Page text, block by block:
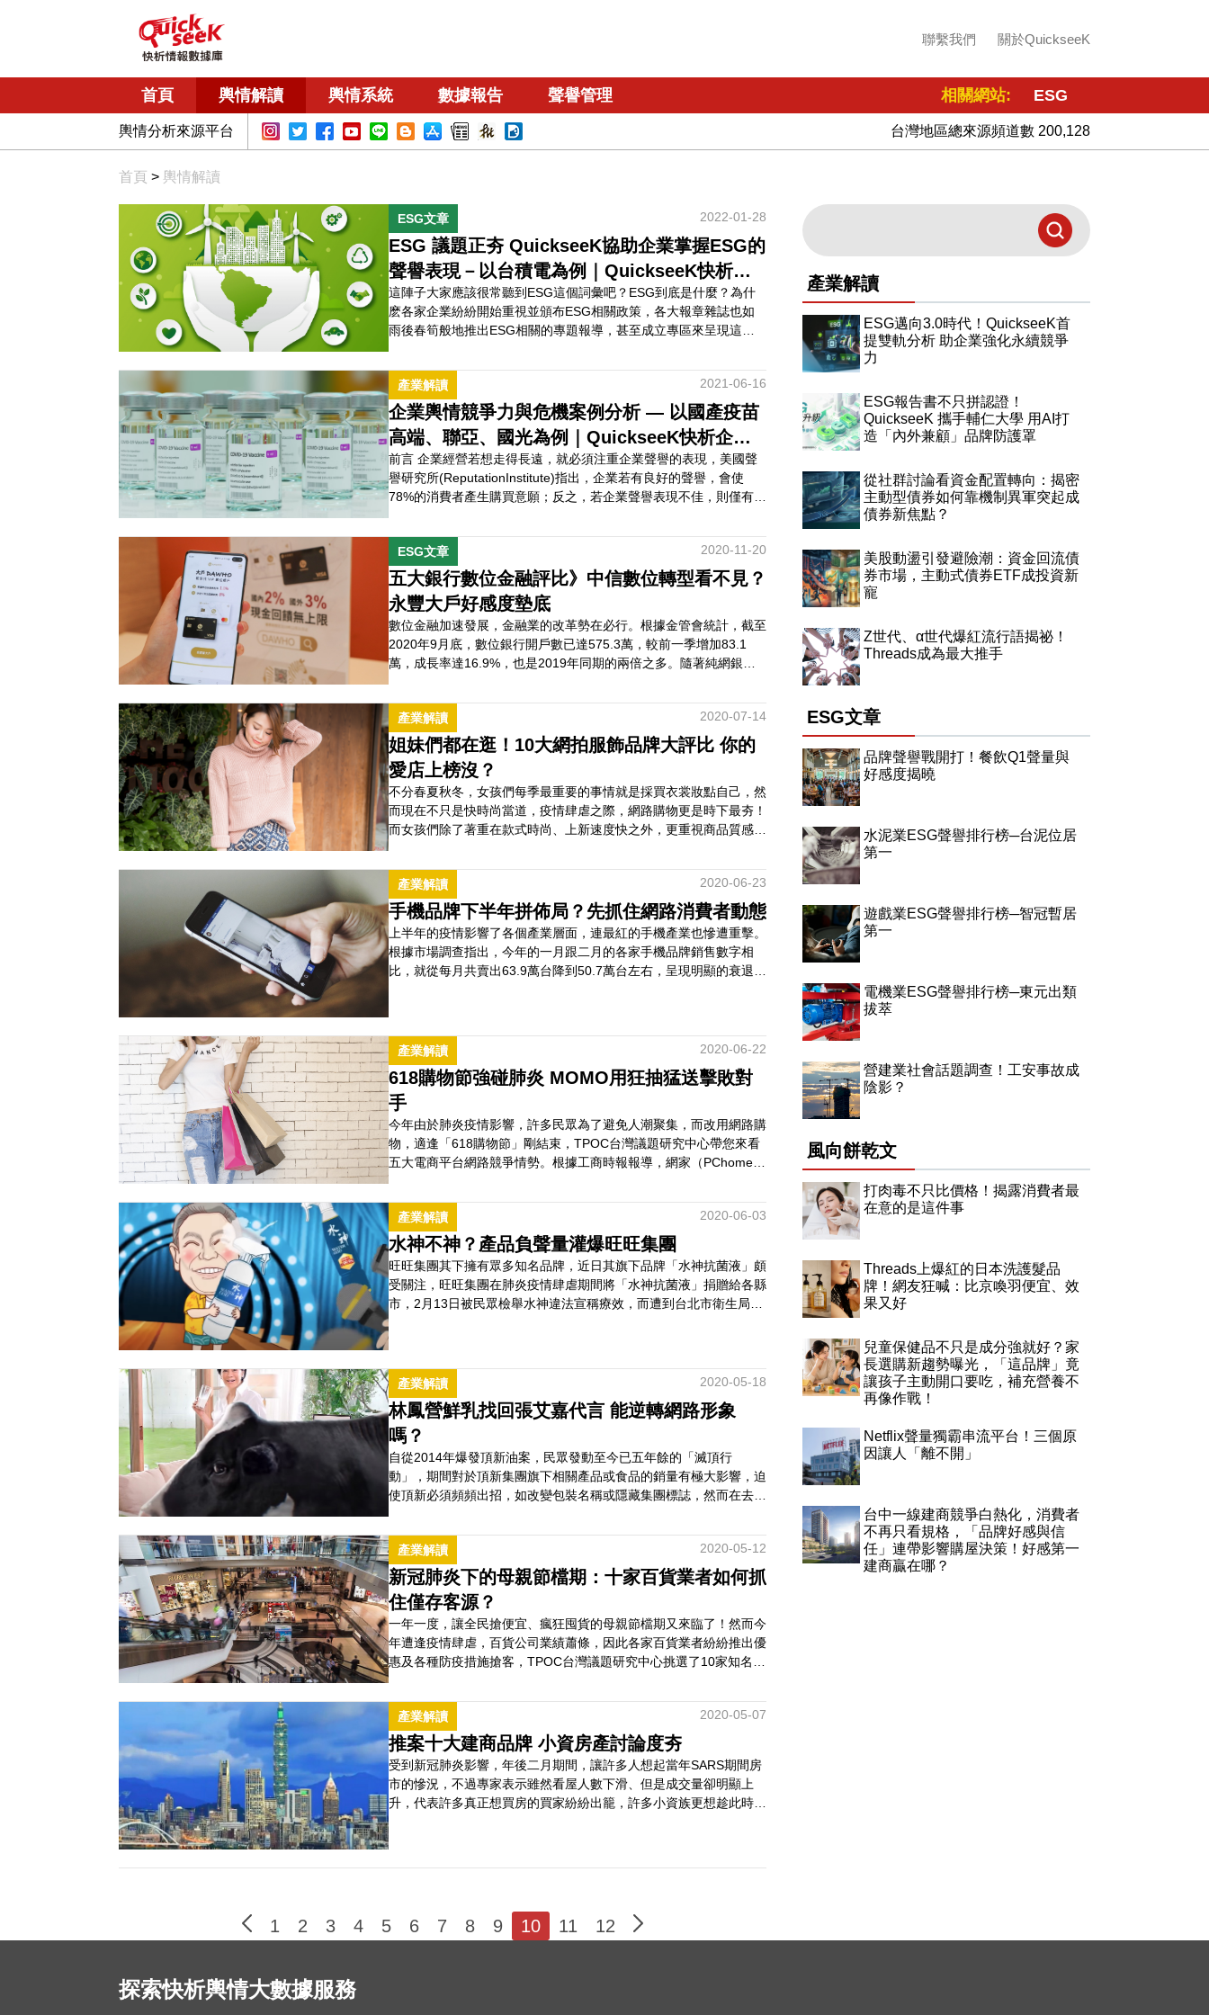
聯繫我們 關於QuickseeK
首頁 輿情解讀 輿情系統 數據報告 聲譽管理 相關網站: ESG
輿情分析來源平台 台灣地區總來源頻道數 200,128
首頁 > 輿情解讀
ESG文章 2022-01-28
ESG 議題正夯 QuickseeK協助企業掌握ESG的
聲譽表現－以台積電為例｜QuickseeK快析企
業輿情
這陣子大家應該很常聽到ESG這個詞彙吧？ESG到底是什麼？為什
麽各家企業紛紛開始重視並頒布ESG相關政策，各大報章雜誌也如
雨後春筍般地推出ESG相關的專題報導，甚至成立專區來呈現這個
題！ 一、什麼是ESG？為什麼ESG議題現在這麼夯？ESG為3個英
文單字的縮寫，分別為環境保護（E，Environment）、社會責任
（S，So…
產業解讀 2021-06-16
企業輿情競爭力與危機案例分析 — 以國產疫苗
高端、聯亞、國光為例｜QuickseeK快析企業
輿情
前言 企業經營若想走得長遠，就必須注重企業聲譽的表現，美國聲
譽研究所(ReputationInstitute)指出，企業若有良好的聲譽，會使
78%的消費者產生購買意願；反之，若企業聲譽表現不佳，則僅有
為，管理好公司的聲譽比過往任何時候都重要。 尤其是在COVID-19
疫情肆虐全球的當前，許多線下實體活動都轉移至線上進行，消費者
更多的是近用…
ESG文章 2020-11-20
五大銀行數位金融評比》中信數位轉型看不見？
永豐大戶好感度墊底
數位金融加速發展，金融業的改革勢在必行。根據金管會統計，截至
2020年9月底，數位銀行開戶數已達575.3萬，較前一季增加83.1
萬，成長率達16.9%，也是2019年同期的兩倍之多。隨著純網銀開
的產品終將被市場淘汰，QuickseeK快析輿情資料庫將剖析目前五大
銀行數位金融服務戰況如何？ATM面臨需求衰退數位金融時代來臨
綜觀目前四大數位…
產業解讀 2020-07-14
姐妹們都在逛！10大網拍服飾品牌大評比 你的
愛店上榜沒？
不分春夏秋冬，女孩們每季最重要的事情就是採買衣裳妝點自己，然
而現在不只是快時尚當道，疫情肆虐之際，網路購物更是時下最夯！
而女孩們除了著重在款式時尚、上新速度快之外，更重視商品質感、
品落差度都被網友所詬病，甚至也有許多賣家規避消保法，售後總想
著鑽法律漏洞，這就讓我們來看看2020年上半年度，網路上十間閨
蜜們都在討論的台灣平價質感服飾品牌。W…
產業解讀 2020-06-23
手機品牌下半年拼佈局？先抓住網路消費者動態
上半年的疫情影響了各個產業層面，連最紅的手機產業也慘遭重擊。
根據市場調查指出，今年的一月跟二月的各家手機品牌銷售數字相
比，就從每月共賣出63.9萬台降到50.7萬台左右，呈現明顯的衰退趨
水及售價等各別…
產業解讀 2020-06-22
618購物節強碰肺炎 MOMO用狂抽猛送擊敗對
手
今年由於肺炎疫情影響，許多民眾為了避免人潮聚集，而改用網路購
物，適逢「618購物節」剛結束，TPOC台灣議題研究中心帶您來看
五大電商平台網路競爭情勢。根據工商時報報導，網家（PChome）
立「富升物流」以消化爆量的訂單。根據分析，國內五大電商（露天
拍賣、蝦皮、MOMO、PChome、Yahoo商城）的網路競爭，近年
搶進台灣市場的蝦皮購物…
產業解讀 2020-06-03
水神不神？產品負聲量灌爆旺旺集團
旺旺集團其下擁有眾多知名品牌，近日其旗下品牌「水神抗菌液」頗
受關注，旺旺集團在肺炎疫情肆虐期間將「水神抗菌液」捐贈給各縣
市，2月13日被民眾檢舉水神違法宣稱療效，而遭到台北市衛生局開
近半年「旺旺集團」的…
產業解讀 2020-05-18
林鳳營鮮乳找回張艾嘉代言 能逆轉網路形象
嗎？
自從2014年爆發頂新油案，民眾發動至今已五年餘的「滅頂行
動」，期間對於頂新集團旗下相關產品或食品的銷量有極大影響，迫
使頂新必須頻頻出招，如改變包裝名稱或隱藏集團標誌，然而在去年
過去琅琅上口的廣告詞「家裡好像養了一頭牛」是否會再次發揮作
用？ 前五大鮮乳品牌競爭 林鳳營好感度墊底TPOC台灣議題研究中
心藉由QuickseeK快析輿情資…
產業解讀 2020-05-12
新冠肺炎下的母親節檔期：十家百貨業者如何抓
住僅存客源？
一年一度，讓全民搶便宜、瘋狂囤貨的母親節檔期又來臨了！然而今
年遭逢疫情肆虐，百貨公司業績蕭條，因此各家百貨業者紛紛推出優
惠及各種防疫措施搶客，TPOC台灣議題研究中心挑選了10家知名的
聲量領先百貨結合電商、異國商品搶客TPOC台灣議題研究中心根據
QuickseeK快析輿情資料庫的分析，百貨龍頭新光三越依舊穩居第
一，且網路聲量無人出其…
產業解讀 2020-05-07
推案十大建商品牌 小資房產討論度夯
受到新冠肺炎影響，年後二月期間，讓許多人想起當年SARS期間房
市的慘況，不過專家表示雖然看屋人數下滑、但是成交量卻明顯上
升，代表許多真正想買房的買家紛紛出籠，許多小資族更想趁此時晉
1 2 3 4 5 6 7 8 9 10 11 12
產業解讀
ESG邁向3.0時代！QuickseeK首
提雙軌分析 助企業強化永續競爭
力
ESG報告書不只拼認證！
QuickseeK 攜手輔仁大學 用AI打
造「內外兼顧」品牌防護罩
從社群討論看資金配置轉向：揭密
主動型債券如何靠機制異軍突起成
債券新焦點？
美股動盪引發避險潮：資金回流債
券市場，主動式債券ETF成投資新
寵
Z世代、α世代爆紅流行語揭祕！
Threads成為最大推手
ESG文章
品牌聲譽戰開打！餐飲Q1聲量與
好感度揭曉
水泥業ESG聲譽排行榜─台泥位居
第一
遊戲業ESG聲譽排行榜─智冠暫居
第一
電機業ESG聲譽排行榜─東元出類
拔萃
營建業社會話題調查！工安事故成
陰影？
風向餅乾文
打肉毒不只比價格！揭露消費者最
在意的是這件事
Threads上爆紅的日本洗護髮品
牌！網友狂喊：比京喚羽便宜、效
果又好
兒童保健品不只是成分強就好？家
長選購新趨勢曝光，「這品牌」竟
讓孩子主動開口要吃，補充營養不
再像作戰！
Netflix聲量獨霸串流平台！三個原
因讓人「離不開」
台中一線建商競爭白熱化，消費者
不再只看規格，「品牌好感與信
任」連帶影響購屋決策！好感第一
建商贏在哪？
探索快析輿情大數據服務